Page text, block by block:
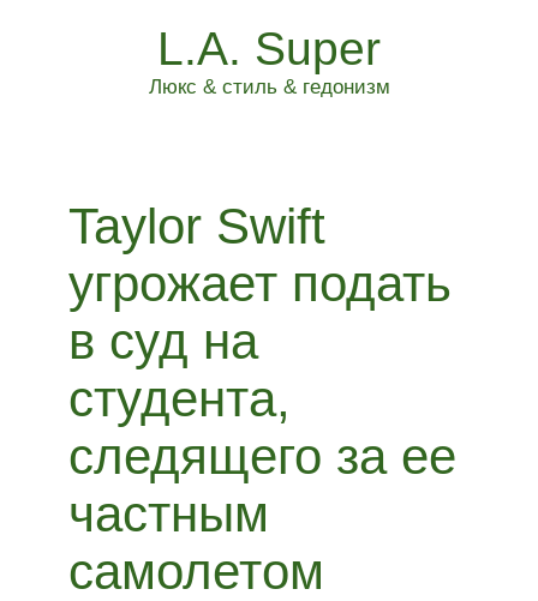
L.A. Super
Люкс & стиль & гедонизм
Taylor Swift
угрожает подать
в суд на
студента,
следящего за ее
частным
самолетом